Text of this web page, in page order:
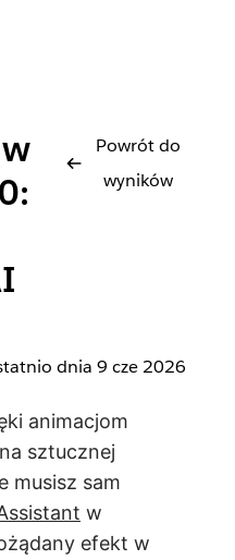
Powrót do
wyników
dnia 9 cze 2026
animacjom
sztucznej
musisz sam
w
efekt w